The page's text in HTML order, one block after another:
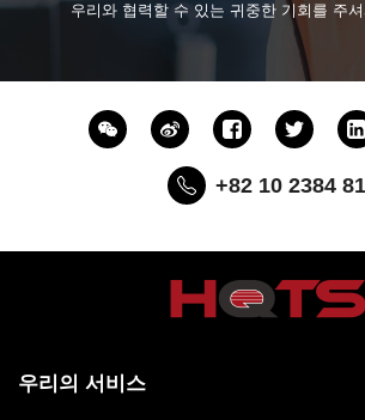
우리와 협력할 수 있는 귀중한 기회를 주
+82 10 2384
우리의 서비스